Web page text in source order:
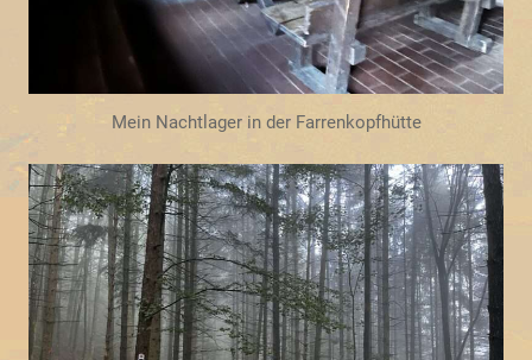
Mein Nachtlager in der Farrenkopfhütte